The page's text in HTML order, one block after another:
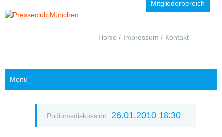
Mitgliederbereich
Navigation
Home Impressum Kontakt
Menu
Podiumsdiskussion 26.01.2010 18:30